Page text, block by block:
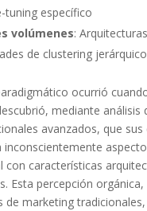
tuning específico
volúmenes:
de clustering jerárquico
ocurrió
mediante análisis
avanzados, que sus
inconscientemente
con características
Esta percepción
de marketing